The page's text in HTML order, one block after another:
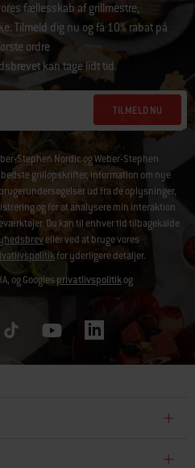
fællesskab af grillmestre,
Tilmeld dig nu og få 10% rabat på
ordre
kan tage lidt tid.
TILMELD NU
Stephen Nordic og Weber-Stephen
grillopskrifter, information om nye
ud fra de oplysninger,
og for at analysere min interaktion
Du kan til enhver tid tilbagekalde
eller ved at bruge vores
for yderligere detaljer.
og Googlesprivatlivspolitikog